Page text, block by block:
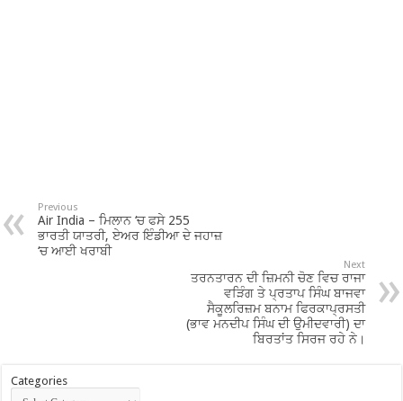
Previous
Air India – ਮਿਲਾਨ ‘ਚ ਫਸੇ 255
ਭਾਰਤੀ ਯਾਤਰੀ, ਏਅਰ ਇੰਡੀਆ ਦੇ ਜਹਾਜ਼
‘ਚ ਆਈ ਖਰਾਬੀ
Next
ਤਰਨਤਾਰਨ ਦੀ ਜ਼ਿਮਨੀ ਚੋਣ ਵਿਚ ਰਾਜਾ
ਵੜਿੰਗ ਤੇ ਪ੍ਰਤਾਪ ਸਿੰਘ ਬਾਜਵਾ
ਸੈਕੂਲਰਿਜ਼ਮ ਬਨਾਮ ਫਿਰਕਾਪ੍ਰਸਤੀ
(ਭਾਵ ਮਨਦੀਪ ਸਿੰਘ ਦੀ ਉਮੀਦਵਾਰੀ) ਦਾ
ਬਿਰਤਾਂਤ ਸਿਰਜ ਰਹੇ ਨੇ।
Categories